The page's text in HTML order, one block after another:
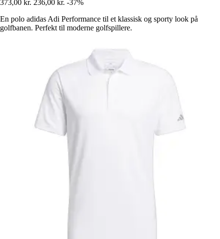
373,00 kr. 236,00 kr. -37%
En polo adidas Adi Performance til et klassisk og sporty look på
golfbanen. Perfekt til moderne golfspillere.